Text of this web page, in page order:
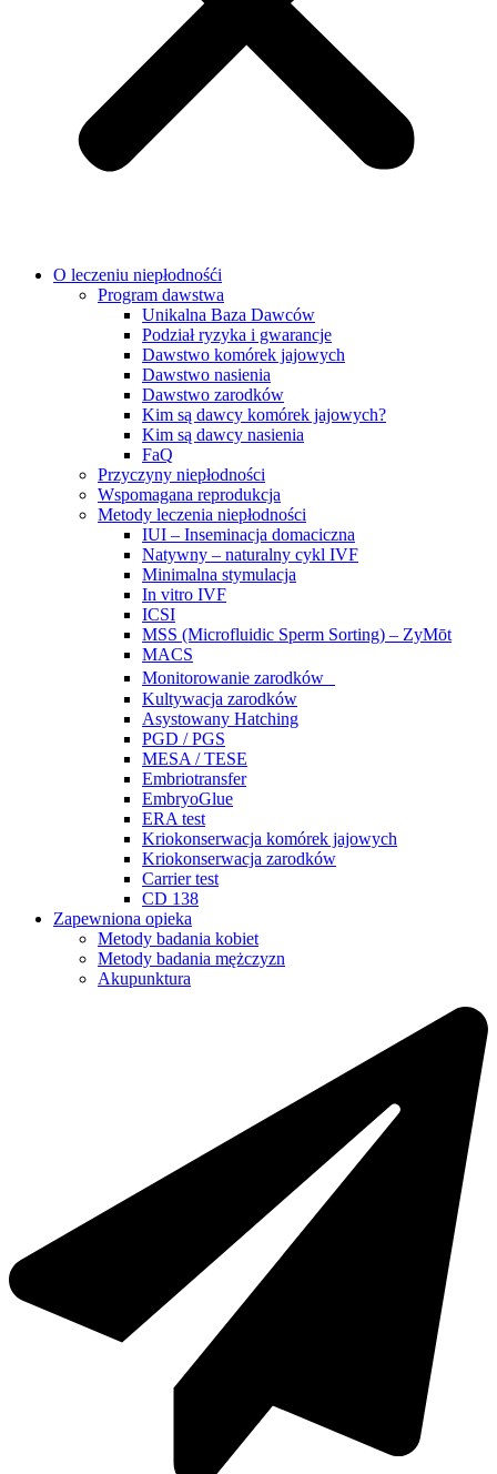
O leczeniu niepłodnośći
Program dawstwa
Unikalna Baza Dawców
Podział ryzyka i gwarancje
Dawstwo komórek jajowych
Dawstwo nasienia
Dawstwo zarodków
Kim są dawcy komórek jajowych?
Kim są dawcy nasienia
FaQ
Przyczyny niepłodności
Wspomagana reprodukcja
Metody leczenia niepłodności
IUI – Inseminacja domaciczna
Natywny – naturalny cykl IVF
Minimalna stymulacja
In vitro IVF
ICSI
MSS (Microfluidic Sperm Sorting) – ZyMōt
MACS
Monitorowanie zarodków
Kultywacja zarodków
Asystowany Hatching
PGD / PGS
MESA / TESE
Embriotransfer
EmbryoGlue
ERA test
Kriokonserwacja komórek jajowych
Kriokonserwacja zarodków
Carrier test
CD 138
Zapewniona opieka
Metody badania kobiet
Metody badania mężczyzn
Akupunktura